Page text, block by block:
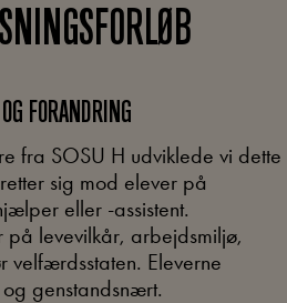
FORANDRING
fra SOSU H udviklede vi dette
sig mod elever på
eller -assistent.
på levevilkår, arbejdsmiljø,
velfærdsstaten. Eleverne
genstandsnært.